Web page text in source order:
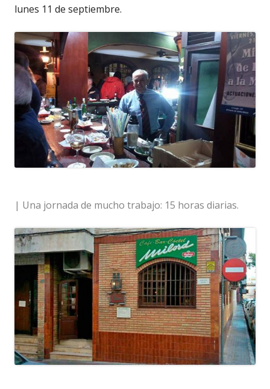
lunes 11 de septiembre.
| Una jornada de mucho trabajo: 15 horas diarias.